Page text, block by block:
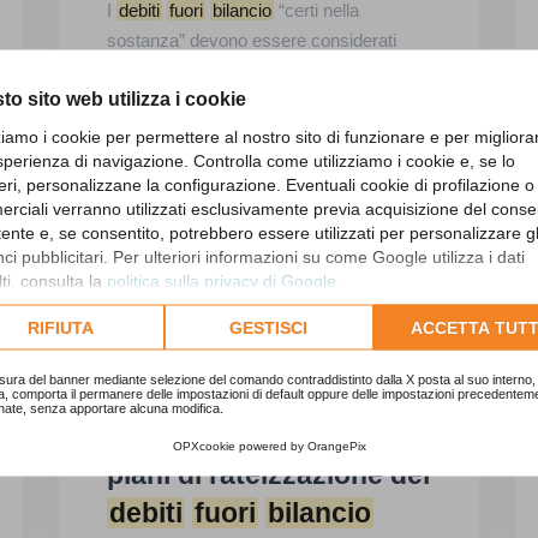
sito web utilizza i cookie
i cookie per permettere al nostro sito di funzionare e per
di navigazione. Controlla come utilizziamo i cookie e, se lo
personalizzane la configurazione. Eventuali cookie di profilazione o
verranno utilizzati esclusivamente previa acquisizione del
e, se consentito, potrebbero essere utilizzati per personalizzare
pubblicitari. Per ulteriori informazioni su come Google utilizza i dati
consulta la politica sulla privacy di Google
l'informativa cookie completa.
RIFIUTA GESTISCI ACCETTA
del banner mediante selezione del comando contraddistinto dalla X posta al suo interno,
comporta il permanere delle impostazioni di default oppure delle impostazioni
senza apportare alcuna modifica.
OPXcookie powered by OrangePix
I debiti fuori bilancio “certi nella
sostanza” devono essere considerati
194del TUEL. Forma e sostanza nella
gestione dei debiti fuori bilancio Il...
Oltre il triennio per i
piani di rateizzazione dei
debiti fuori bilancio